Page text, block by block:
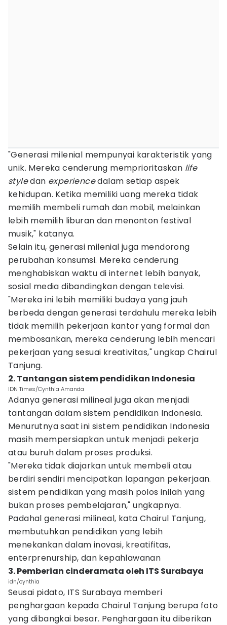
"Generasi milenial mempunyai karakteristik yang
unik. Mereka cenderung memprioritaskan life
styledan experiencedalam setiap aspek
kehidupan. Ketika memiliki uang mereka tidak
memilih membeli rumah dan mobil, melainkan
lebih memilih liburan dan menonton festival
musik," katanya.
Selain itu, generasi milenial juga mendorong
perubahan konsumsi. Mereka cenderung
menghabiskan waktu di internet lebih banyak,
sosial media dibandingkan dengan televisi.
"Mereka ini lebih memiliki budaya yang jauh
berbeda dengan generasi terdahulu mereka lebih
tidak memilih pekerjaan kantor yang formal dan
membosankan, mereka cenderung lebih mencari
pekerjaan yang sesuai kreativitas," ungkap Chairul
Tanjung.
2. Tantangan sistem pendidikan Indonesia
IDN Times/Cynthia Amanda
Adanya generasi milineal juga akan menjadi
tantangan dalam sistem pendidikan Indonesia.
Menurutnya saat ini sistem pendidikan Indonesia
masih mempersiapkan untuk menjadi pekerja
atau buruh dalam proses produksi.
"Mereka tidak diajarkan untuk membeli atau
berdiri sendiri mencipatkan lapangan pekerjaan.
sistem pendidikan yang masih polos inilah yang
bukan proses pembelajaran," ungkapnya.
Padahal generasi milineal, kata Chairul Tanjung,
membutuhkan pendidikan yang lebih
menekankan dalam inovasi, kreatifitas,
enterprenurship, dan kepahlawanan
3. Pemberian cinderamata oleh ITS Surabaya
idn/cynthia
Seusai pidato, ITS Surabaya memberi
penghargaan kepada Chairul Tanjung berupa foto
yang dibangkai besar. Penghargaan itu diberikan